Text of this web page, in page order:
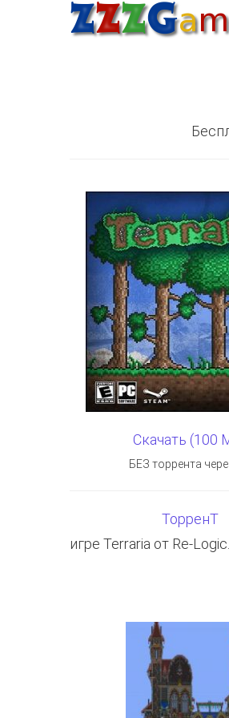
Скачать (100
БЕЗ торрента
ТорренТ
игре Terraria от Re-Logic.